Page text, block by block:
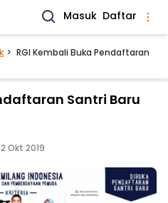
Masuk Daftar
RGI Kembali Buka Pendaftaran
Santri Baru
Okt 2019